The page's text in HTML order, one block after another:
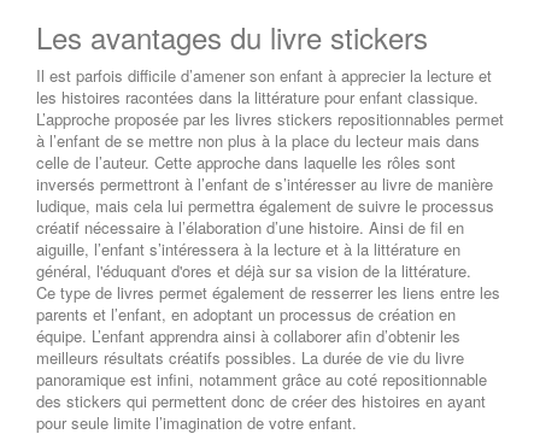
Les avantages du livre stickers
Il est parfois difficile d’amener son enfant à apprecier la lecture et
les histoires racontées dans la littérature pour enfant classique.
L’approche proposée par les livres stickers repositionnables permet
à l’enfant de se mettre non plus à la place du lecteur mais dans
celle de l’auteur. Cette approche dans laquelle les rôles sont
inversés permettront à l’enfant de s’intéresser au livre de manière
ludique, mais cela lui permettra également de suivre le processus
créatif nécessaire à l’élaboration d’une histoire. Ainsi de fil en
aiguille, l’enfant s’intéressera à la lecture et à la littérature en
général, l'éduquant d'ores et déjà sur sa vision de la littérature.
Ce type de livres permet également de resserrer les liens entre les
parents et l’enfant, en adoptant un processus de création en
équipe. L’enfant apprendra ainsi à collaborer afin d’obtenir les
meilleurs résultats créatifs possibles. La durée de vie du livre
panoramique est infini, notamment grâce au coté repositionnable
des stickers qui permettent donc de créer des histoires en ayant
pour seule limite l’imagination de votre enfant.